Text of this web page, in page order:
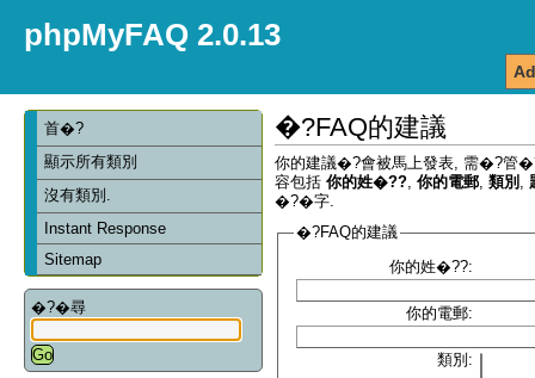
phpMyFAQ 2.0.13
首�?
顯示所有類別
沒有類別.
Instant Response
Sitemap
�?�尋
�?FAQ的建議
你的建議�?會被馬上發表, 需�?管
容包括 你的姓�?? 你的電郵 類別
�?�字.
�?FAQ的建議
你的姓�??:
你的電郵:
類別: